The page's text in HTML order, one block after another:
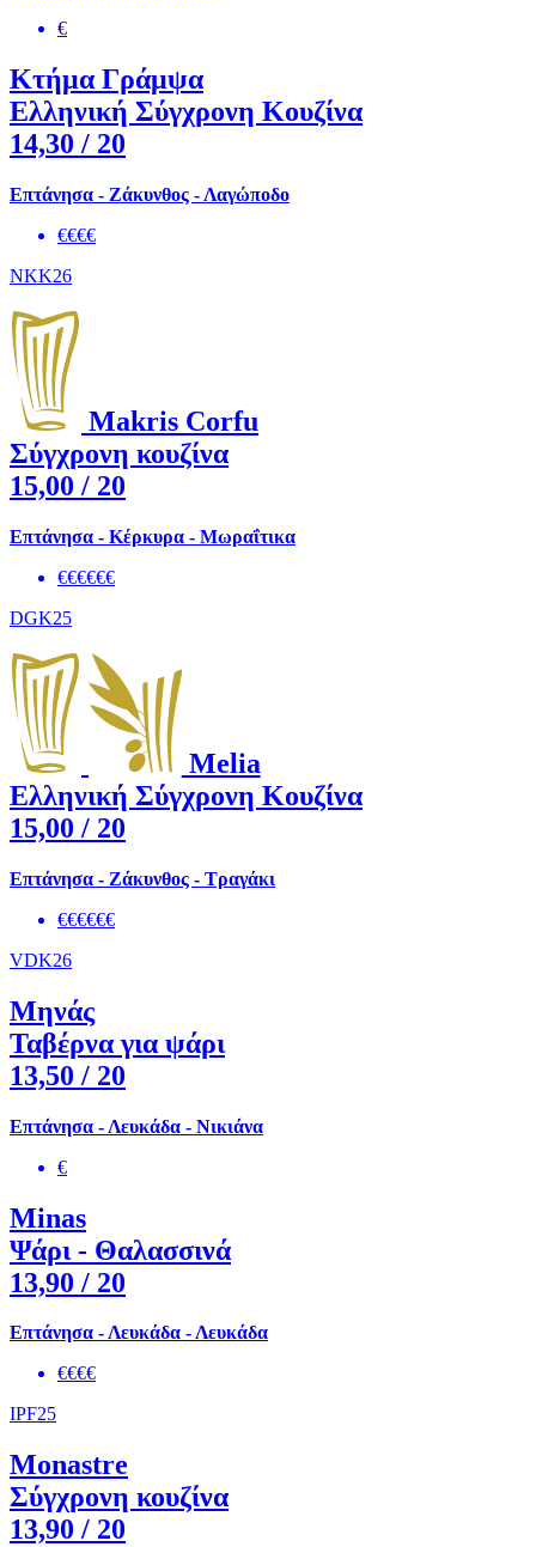
€
Κτήμα Γράμψα
Ελληνική Σύγχρονη Κουζίνα
14,30 / 20
Επτάνησα - Ζάκυνθος - Λαγώποδο
€€€€
NKK26
Makris Corfu
Σύγχρονη κουζίνα
15,00 / 20
Επτάνησα - Κέρκυρα - Μωραΐτικα
€€€€€€
DGK25
Melia
Ελληνική Σύγχρονη Κουζίνα
15,00 / 20
Επτάνησα - Ζάκυνθος - Τραγάκι
€€€€€€
VDK26
Μηνάς
Ταβέρνα για ψάρι
13,50 / 20
Επτάνησα - Λευκάδα - Νικιάνα
€
Minas
Ψάρι - Θαλασσινά
13,90 / 20
Επτάνησα - Λευκάδα - Λευκάδα
€€€€
IPF25
Monastre
Σύγχρονη κουζίνα
13,90 / 20